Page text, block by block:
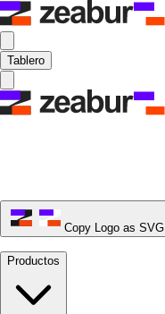
Tablero
Copy Logo as SVG
Productos